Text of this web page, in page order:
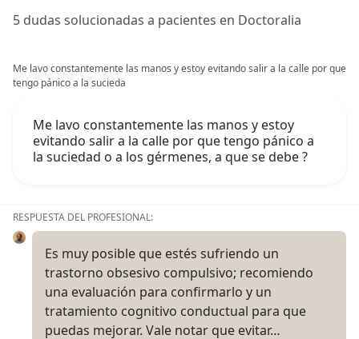
5 dudas solucionadas a pacientes en Doctoralia
Me lavo constantemente las manos y estoy evitando salir a la calle por que
tengo pánico a la sucieda
Me lavo constantemente las manos y estoy
evitando salir a la calle por que tengo pánico a
la suciedad o a los gérmenes, a que se debe ?
RESPUESTA DEL PROFESIONAL:
Es muy posible que estés sufriendo un
trastorno obsesivo compulsivo; recomiendo
una evaluación para confirmarlo y un
tratamiento cognitivo conductual para que
puedas mejorar. Vale notar que evitar…